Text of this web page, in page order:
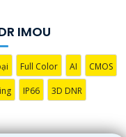
IMOU
Full Color AI CMOS
IP66 3D DNR